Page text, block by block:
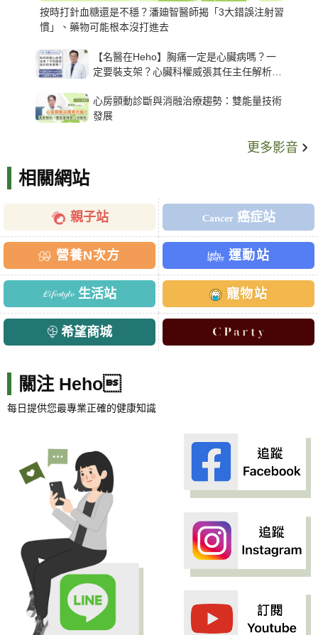
按時打針血糖還是不穩？潘廸智醫師揭「3大錯誤注射習
慣」、藥物可能根本沒打進去
【名醫在Heho】胸痛一定是心臟病嗎？一
定要裝支架？心臟科權威張其任主任解析支
心房顫動診斷與消融治療趨勢：雙能量技術
發展
更多影音
相關網站
親子站 癌症站
營養N次方 運動站
生活站 寵物站
希望商城
關注 Heho
每日提供您最專業正確的健康知識